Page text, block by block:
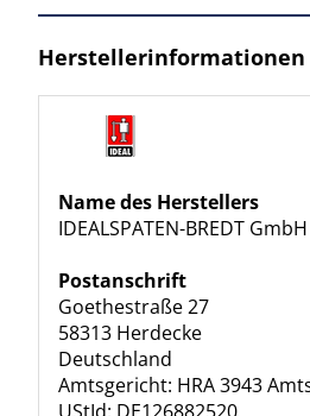
Herstellerinformationen
Name des Herstellers
IDEALSPATEN-BREDT
Postanschrift
Goethestraße 27
58313 Herdecke
Deutschland
Amtsgericht: HRA 3943